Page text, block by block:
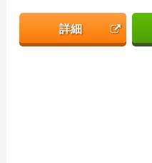
詳細